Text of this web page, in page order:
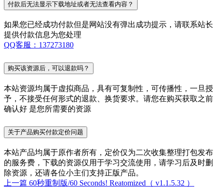
付款后无法显示下载地址或者无法查看内容？
如果您已经成功付款但是网站没有弹出成功提示，请联系站长
提供付款信息为您处理
QQ客服：137273180
购买该资源后，可以退款吗？
本站资源均属于虚拟商品，具有可复制性，可传播性，一旦授
予，不接受任何形式的退款、换货要求。请您在购买获取之前
确认好 是您所需要的资源
关于产品购买付款定价问题
本站产品均属于原作者所有，定价仅为二次收集整理打包发布
的服务费，下载的资源仅用于学习交流使用，请学习后及时删
除资源，还请各位小主们支持正版产品。
上一篇 60秒重制版/60 Seconds! Reatomized（ v1.1.5.32 ）